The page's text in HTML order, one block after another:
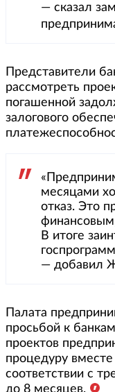
— сказал
Представители
рассмотреть
погашенной
залогового
месяцами
отказ. Это
В итоге
— добавил
Палата
просьбой к
проектов
процедуру
соответствии с
до 8 месяцев.